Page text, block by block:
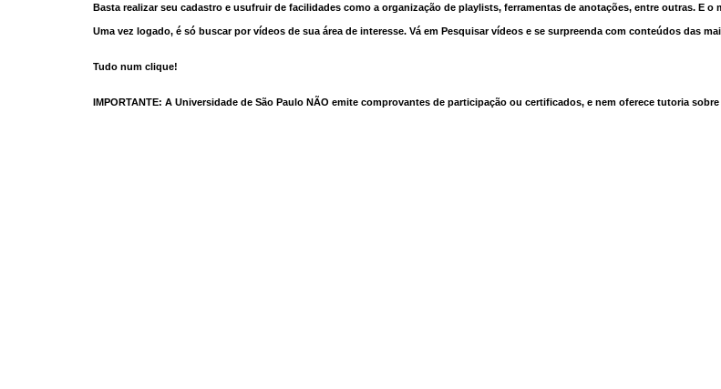
Basta realizar seu cadastro e usufruir de facilidades como a organização de playlists, ferramentas de anotações, entre outras. E
Uma vez logado, é só buscar por vídeos de sua área de interesse. Vá em Pesquisar vídeos e se surpreenda com conteúdos das
Tudo num clique!
IMPORTANTE: A Universidade de São Paulo NÃO emite comprovantes de participação ou certificados, e nem oferece tutoria